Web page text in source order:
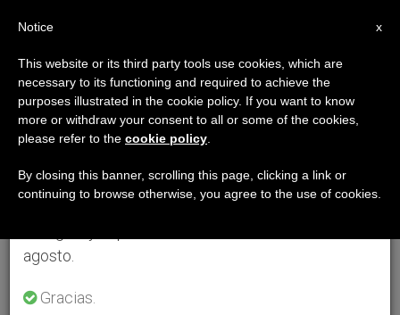
×
Aviso importante
Del 27 de julio al 7 de agosto haremos la pausa
anual, aprovechando que en el periodo de verano
se generan menos informaciones y también el
agosto.
Gracias.
x
Notice
This website or its third party tools use cookies, which are
necessary to its functioning and required to achieve the
purposes illustrated in the cookie policy. If you want to know
more or withdraw your consent to all or some of the cookies,
please refer to the cookie policy
By closing this banner, scrolling this page, clicking a link or
continuing to browse otherwise, you agree to the use of cookies.